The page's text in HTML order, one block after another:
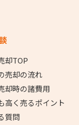
却TOP
売却の流れ
却時の諸費用
高く売るポイント
質問